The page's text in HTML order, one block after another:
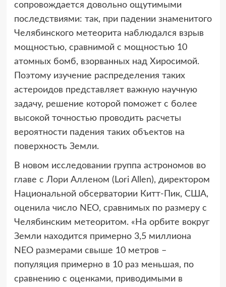
сопровождается довольно ощутимыми
последствиями: так, при падении знаменитого
Челябинского метеорита наблюдался взрыв
мощностью, сравнимой с мощностью 10
атомных бомб, взорванных над Хиросимой.
Поэтому изучение распределения таких
астероидов представляет важную научную
задачу, решение которой поможет с более
высокой точностью проводить расчеты
вероятности падения таких объектов на
поверхность Земли.
В новом исследовании группа астрономов во
главе с Лори Алленом (Lori Allen), директором
Национальной обсерватории Китт-Пик, США,
оценила число NEO, сравнимых по размеру с
Челябинским метеоритом. «На орбите вокруг
Земли находится примерно 3,5 миллиона
NEO размерами свыше 10 метров –
популяция примерно в 10 раз меньшая, по
сравнению с оценками, приводимыми в